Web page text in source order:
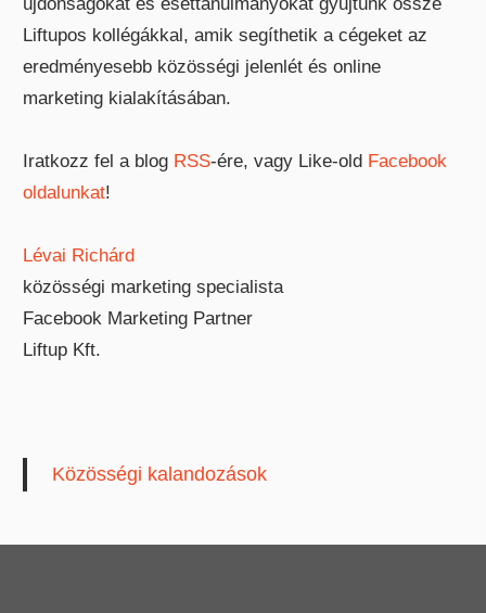
újdonságokat és esettanulmányokat gyűjtünk össze
Liftupos kollégákkal, amik segíthetik a cégeket az
eredményesebb közösségi jelenlét és online
marketing kialakításában.
Iratkozz fel a blog RSS-ére, vagy Like-old Facebook
oldalunkat!
Lévai Richárd
közösségi marketing specialista
Facebook Marketing Partner
Liftup Kft.
Közösségi kalandozások